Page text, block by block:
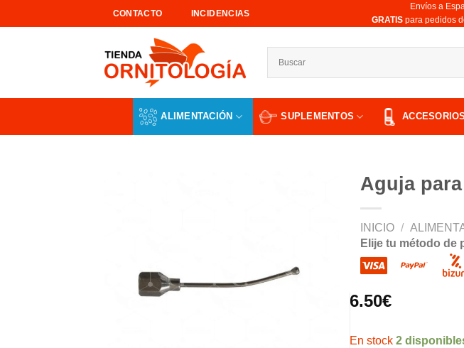
al
CONTACTO INCIDENCIAS
Envíos a
​GRATISpara pedidos
ALIMENTACIÓN SUPLEMENTOS ACCESORIOS
lista de
Aguja
INICIO /
Elije tu método de
6.50€
2